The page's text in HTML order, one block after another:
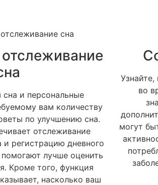
сна и персональные
вам количеству
по улучшению сна.
отслеживание
и регистрацию дневного
лучше оценить
Кроме того, функция
насколько ваш
во
могут